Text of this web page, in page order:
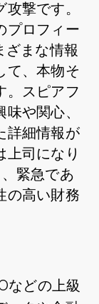
撃です。
プロフィー
ざまな情報
て、本物そ
。スピアフ
や関心、
詳細情報が
上司になり
緊急であ
の高い財務
などの上級